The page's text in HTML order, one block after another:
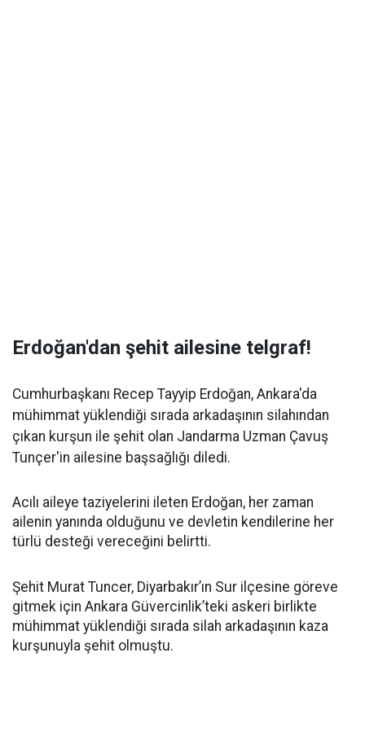
Erdoğan'dan şehit ailesine telgraf!
Cumhurbaşkanı Recep Tayyip Erdoğan, Ankara'da
mühimmat yüklendiği sırada arkadaşının silahından
çıkan kurşun ile şehit olan Jandarma Uzman Çavuş
Tunçer'in ailesine başsağlığı diledi.
Acılı aileye taziyelerini ileten Erdoğan, her zaman
ailenin yanında olduğunu ve devletin kendilerine her
türlü desteği vereceğini belirtti.
Şehit Murat Tuncer, Diyarbakır’ın Sur ilçesine göreve
gitmek için Ankara Güvercinlik’teki askeri birlikte
mühimmat yüklendiği sırada silah arkadaşının kaza
kurşunuyla şehit olmuştu.